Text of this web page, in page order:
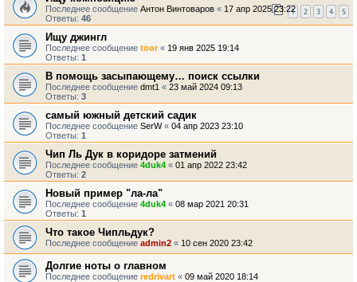
Последнее сообщение Антон Винтоваров « 17 апр 2025 23:22
Ответы: 46
1 2 3 4 5
Ищу джингл
Последнее сообщение toor« 19 янв 2025 19:14
Ответы: 1
В помощь засыпающему… поиск ссылки
Последнее сообщение dmt1 « 23 май 2024 09:13
Ответы: 3
самый южный детский садик
Последнее сообщение SerW« 04 апр 2023 23:10
Ответы: 1
Чип Ль Дук в коридоре затмений
Последнее сообщение 4duk4 « 01 апр 2022 23:42
Ответы: 2
Новый пример "ла-ла"
Последнее сообщение 4duk4 « 08 мар 2021 20:31
Ответы: 1
Что такое Чипльдук?
Последнее сообщение admin2 « 10 сен 2020 23:42
Долгие ноты о главном
Последнее сообщение redrivart « 09 май 2020 18:14